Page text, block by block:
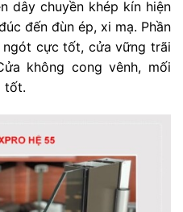
dây chuyền khép kín hiện
đến đùn ép, xi mạ. Phần
ngót cực tốt, cửa vững trãi
không cong vênh, mối
tốt.